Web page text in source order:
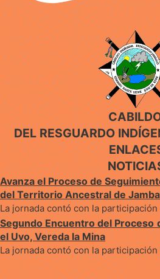
DEL RESGUARDO
Avanza el Proceso de
del Territorio Ancestral de
La jornada contó con la
Segundo Encuentro del Proceso
el Uvo, Vereda la Mina
La jornada contó con la